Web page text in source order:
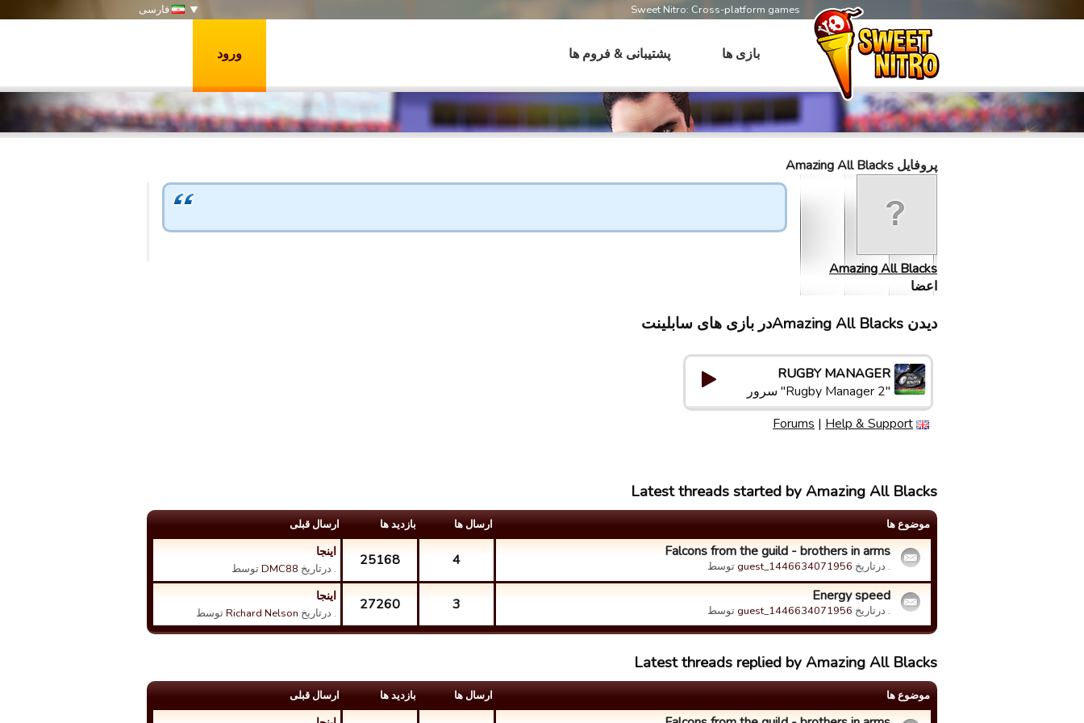
Sweet Nitro: Cross-platform games فارسی
بازی ها پشتیبانی & فروم ها ورود
پروفایل Amazing All Blacks
Amazing All Blacks
اعضا
دیدن Amazing All Blacksدر بازی های سابلینت
RUGBY MANAGER
"Rugby Manager 2" سرور
Forums | Help & Support
Latest threads started by Amazing All Blacks
موضوع ها ارسال ها بازدید ها ارسال قبلی
Falcons from the guild - brothers in arms
. درتاریخ guest_1446634071956 توسط 4
25168 اینجا
. درتاریخ DMC88توسط
Energy speed
. درتاریخ guest_1446634071956 توسط 3
27260 اینجا
. درتاریخ Richard Nelsonتوسط
Latest threads replied by Amazing All Blacks
موضوع ها ارسال ها بازدید ها ارسال قبلی